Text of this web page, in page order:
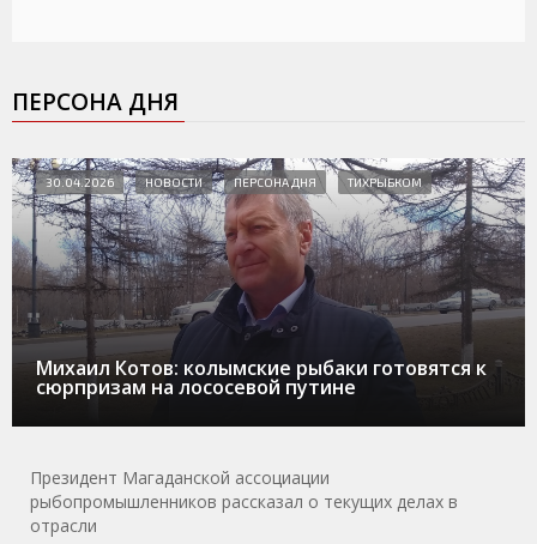
ПЕРСОНА ДНЯ
Михаил Котов: колымские рыбаки готовятся к
сюрпризам на лососевой путине
30.04.2026 НОВОСТИ ПЕРСОНА ДНЯ ТИХРЫБКОМ
Президент Магаданской ассоциации
рыбопромышленников рассказал о текущих делах в
отрасли